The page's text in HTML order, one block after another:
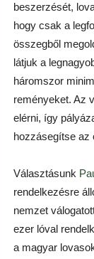
beszerzését,
hogy csak a
összegből
látjuk a
háromszor
reményeket. Az
elérni, így
hozzásegítse az
Választásunk
rendelkezésre
nemzet
ezer lóval
a magyar